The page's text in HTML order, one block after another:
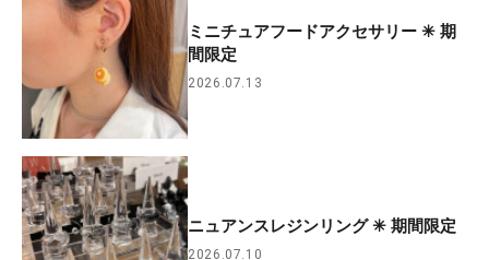
ミニチュアフードアクセサリー ✳︎ 期
間限定
2026.07.13
ニュアンスレジンリング ✳︎ 期間限定
2026.07.10